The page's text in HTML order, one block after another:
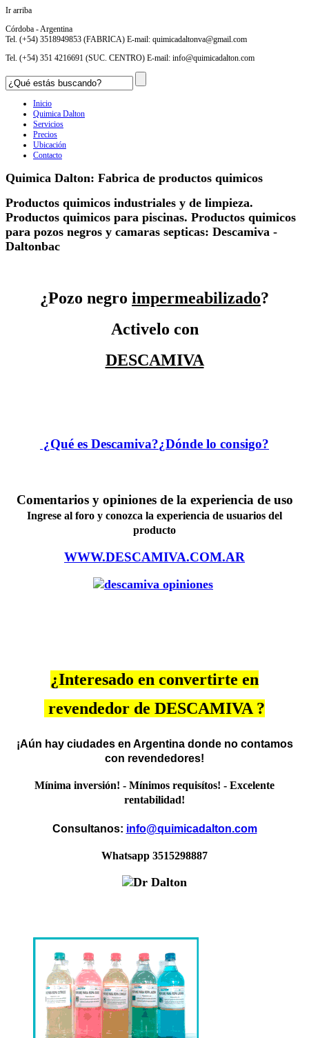
Ir arriba
Córdoba - Argentina
Tel. (+54) 3518949853 (FABRICA) E-mail: quimicadaltonva@gmail.com
Tel. (+54) 351 4216691 (SUC. CENTRO) E-mail: info@quimicadalton.com
Inicio
Quimica Dalton
Servicios
Precios
Ubicación
Contacto
Quimica Dalton: Fabrica de productos quimicos
Productos quimicos industriales y de limpieza.
Productos quimicos para piscinas. Productos quimicos
para pozos negros y camaras septicas: Descamiva -
Daltonbac
¿Pozo negro impermeabilizado?
Activelo con
DESCAMIVA
¿Qué es Descamiva?¿Dónde lo consigo?
Comentarios y opinionesde la experiencia de uso
Ingrese al foro y conozca la experiencia de usuarios del
producto
WWW.DESCAMIVA.COM.AR
¿Interesado en convertirte en
revendedor de DESCAMIVA ?
¡Aún hay ciudades en Argentina donde no contamos
con revendedores!
Mínima inversión! - Mínimos requisítos! - Excelente
rentabilidad!
Consultanos: info@quimicadalton.com
Whatsapp 3515298887